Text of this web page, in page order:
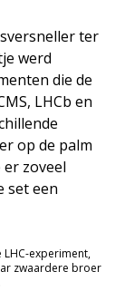
ter
werd
die de
LHCb en
op de palm
zoveel
set een
LHC-experiment,
zwaardere broer